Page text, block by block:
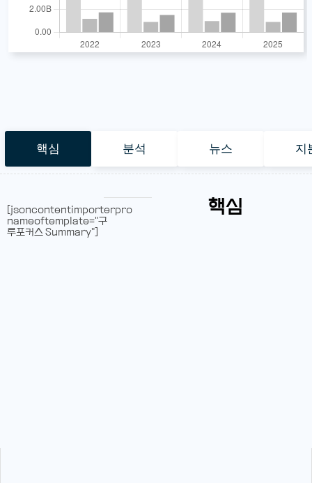
핵심 분석 뉴스 지
핵심
[jsoncontentimporterpro
nameoftemplate="구
루포커스 Summary"]